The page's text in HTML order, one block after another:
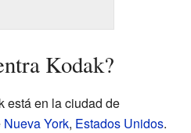
Kodak?
está en la ciudad de
Nueva York, Estados Unidos.